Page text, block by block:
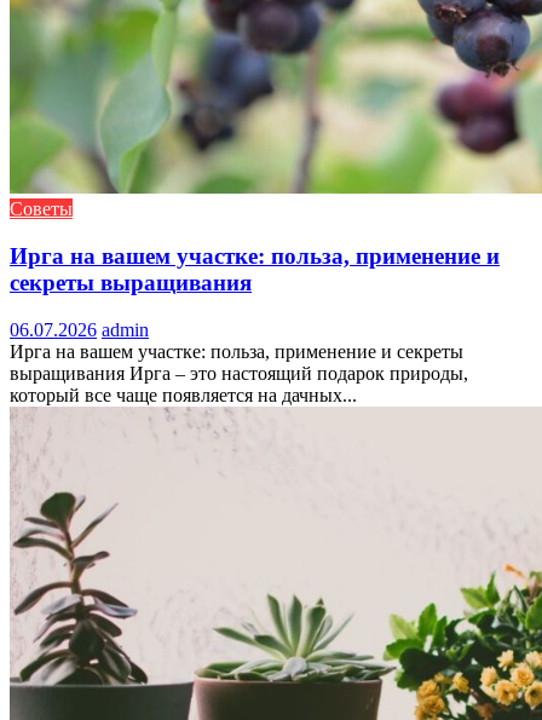
Советы
Ирга на вашем участке: польза, применение и
секреты выращивания
06.07.2026 admin
Ирга на вашем участке: польза, применение и секреты
выращивания Ирга – это настоящий подарок природы,
который все чаще появляется на дачных...